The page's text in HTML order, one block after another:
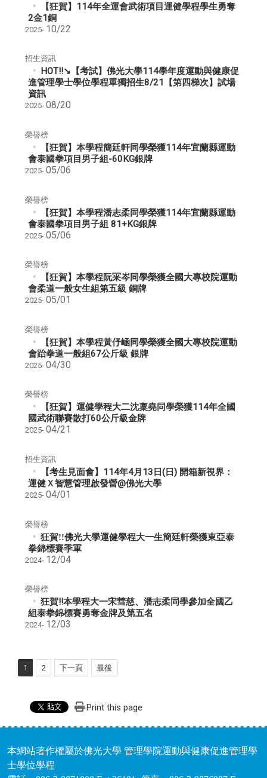
【狂賀】114年全運會武術項目運健學程學生勇奪
2金1銅
2025- 10/22
招生資訊
HOT!!↘【考試】佛光大學114學年度運動與健康促
進管理學士學位學程單獨招生8/21【第四梯次】試場
資訊
2025- 08/20
榮譽榜
【狂賀】本學程簡廷軒同學榮獲114年宜蘭縣運動
會泰國拳項目男子組-60KG銀牌
2025- 05/06
榮譽榜
【狂賀】本學程潘志柔同學榮獲114年宜蘭縣運動
會泰國拳項目男子組 81+KG銀牌
2025- 05/06
榮譽榜
【狂賀】本學程阮冞岑同學榮獲全國大專校院運動
會柔道一般女生組第五級 銅牌
2025- 05/01
榮譽榜
【狂賀】本學程黃伃崡同學榮獲全國大專校院運動
會跆拳道一般組67公斤級 銀牌
2025- 04/30
榮譽榜
【狂賀】運健學程大二沈稟堯同學榮獲114年全國
國武術聯賽散打60公斤級金牌
2025- 04/21
招生資訊
【考生見面會】114年4月13日(日) 開箱新視界：
運健Ｘ智慧管理啟發營@佛光大學
2025- 04/01
榮譽榜
狂賀!!佛光大學運健學程大一生簡廷軒榮獲東亞泰
拳錦標賽季軍
2024- 12/04
榮譽榜
狂賀!!本學程大一宋彗慈、潘志柔同學參加全國乙
組泰拳錦標賽勇奪金牌及第五名
2024- 12/03
1 2 下一頁 最後
Print this page
本網站著作權屬於佛光大學 管理學院運動與健康促進管理學
士學位學程